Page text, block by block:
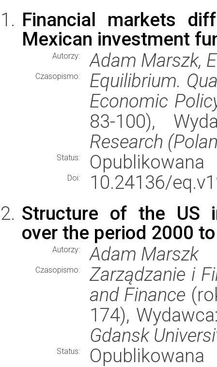
Financial markets
Mexican investment
Autorzy: Adam Marszk,
Czasopismo:
Equilibrium.
Economic
83-100),
Research
Status: Opublikowana
Doi:
10.24136/
Structure of the US
over the period 2000
Autorzy: Adam Marszk
Czasopismo:
Zarządzanie i
and Finance
174),
Gdansk
Status: Opublikowana